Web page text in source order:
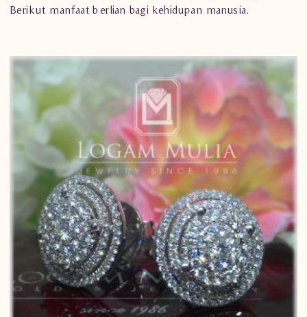
Berikut manfaat berlian bagi kehidupan manusia.